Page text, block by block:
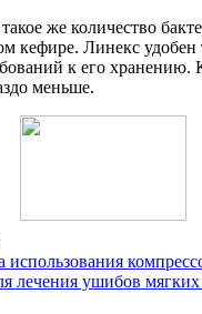
же количество
кефире. Линекс удобен
к его хранению.
меньше.
лечения ушибов мягких